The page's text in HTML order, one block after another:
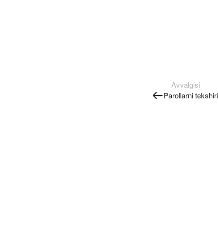
Avvalgisi
Parollarni